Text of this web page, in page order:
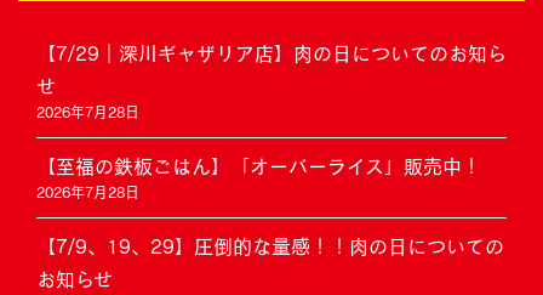
【7/29｜深川ギャザリア店】肉の日についてのお知ら
せ
2026年7月28日
【至福の鉄板ごはん】「オーバーライス」販売中！
2026年7月28日
【7/9、19、29】圧倒的な量感！！肉の日についての
お知らせ